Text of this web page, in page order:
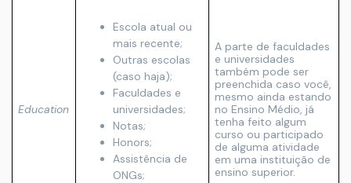
Education
Escola atual ou
mais recente;
Outras escolas
(caso haja);
Faculdades e
universidades;
Notas;
Honors;
Assistência de
ONGs;
A parte de faculdades
e universidades
também pode ser
preenchida caso você,
mesmo ainda estando
no Ensino Médio, já
tenha feito algum
curso ou participado
de alguma atividade
em uma instituição de
ensino superior.